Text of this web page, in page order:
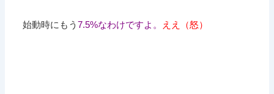
始動時にもう7.5%なわけですよ。 ええ（怒）